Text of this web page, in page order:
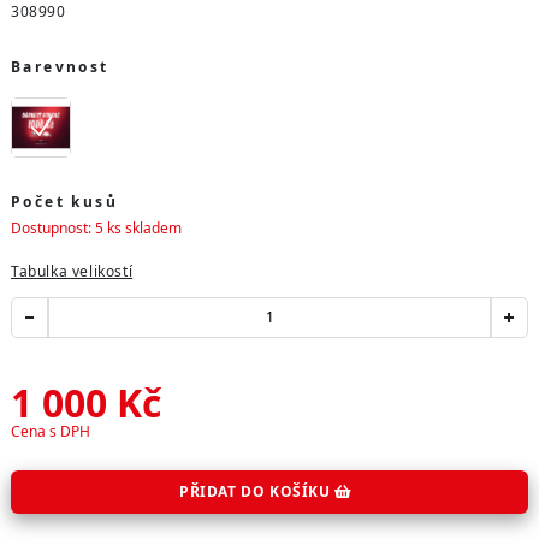
308990
Barevnost
Počet kusů
Dostupnost: 5 ks skladem
Tabulka velikostí
PŘIDAT DO KOŠÍKU
1 000 Kč
Cena s DPH